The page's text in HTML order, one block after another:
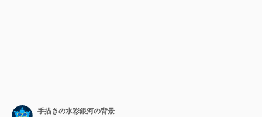
手描きの水彩銀河の背景